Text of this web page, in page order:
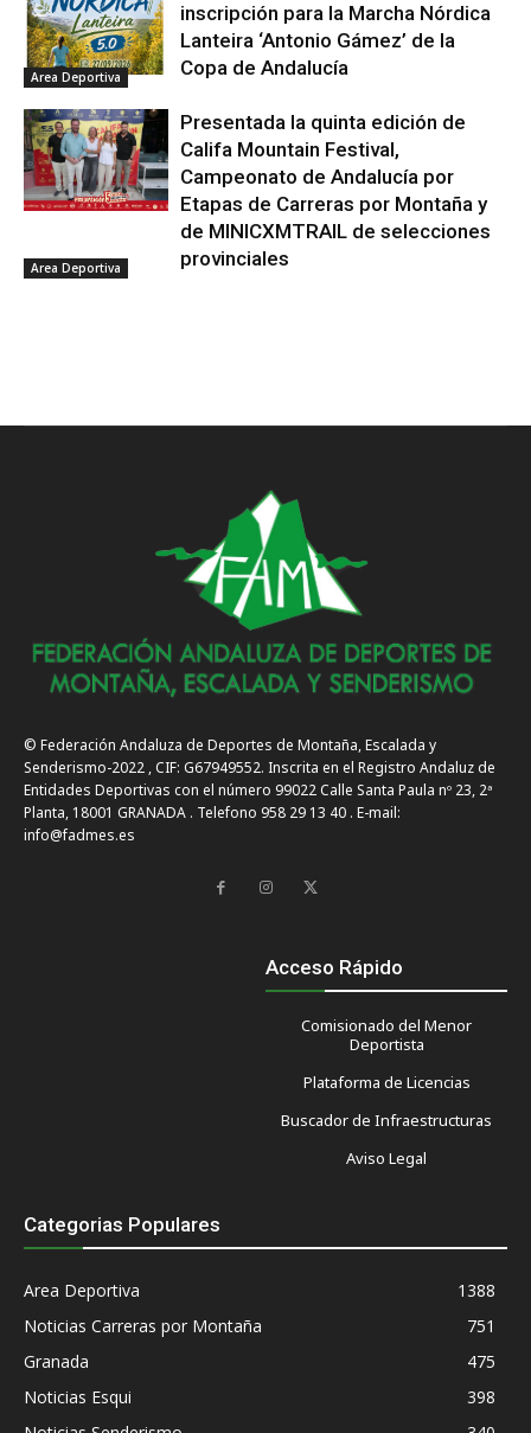
Area Deportiva
inscripción para la Marcha Nórdica
Lanteira ‘Antonio Gámez’ de la
Copa de Andalucía
Area Deportiva
Presentada la quinta edición de
Califa Mountain Festival,
Campeonato de Andalucía por
Etapas de Carreras por Montaña y
de MINICXMTRAIL de selecciones
provinciales
© Federación Andaluza de Deportes de Montaña, Escalada y
Senderismo-2022 , CIF: G67949552. Inscrita en el Registro Andaluz de
Entidades Deportivas con el número 99022 Calle Santa Paula nº 23, 2ª
Planta, 18001 GRANADA . Telefono 958 29 13 40 . E-mail:
info@fadmes.es
Acceso Rápido
Comisionado del Menor
Deportista
Plataforma de Licencias
Buscador de Infraestructuras
Aviso Legal
Categorias Populares
Area Deportiva
1388
Noticias Carreras por Montaña
751
Granada
475
Noticias Esqui
398